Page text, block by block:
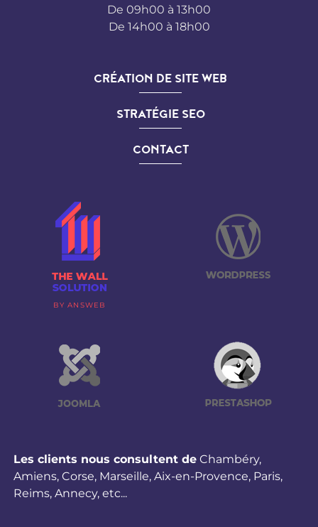
De 09h00 à 13h00
De 14h00 à 18h00
CRÉATION DE SITE WEB
STRATÉGIE SEO
CONTACT
BY ANSWEB
Les clients nous consultent de Chambéry,
Amiens, Corse, Marseille, Aix-en-Provence, Paris,
Reims, Annecy, etc...